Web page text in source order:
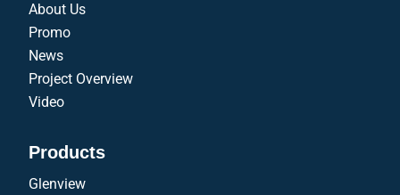
About Us
Promo
News
Project Overview
Video
Products
Glenview